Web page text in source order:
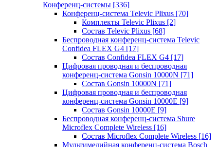
Конференц-системы [336]
Конференц-система Televic Plixus [70]
Комплекты Televic Plixus [2]
Состав Televic Plixus [68]
Беспроводная конференц-система Televic
Confidea FLEX G4 [17]
Состав Confidea FLEX G4 [17]
Цифровая проводная и беспроводная
конференц-система Gonsin 10000N [71]
Состав Gonsin 10000N [71]
Цифровая проводная и беспроводная
конференц-система Gonsin 10000E [9]
Состав Gonsin 10000E [9]
Беспроводная конференц-система Shure
Microflex Complete Wireless [16]
Состав Microflex Complete Wireless [16]
Мультимедийная конференц-система Bosch